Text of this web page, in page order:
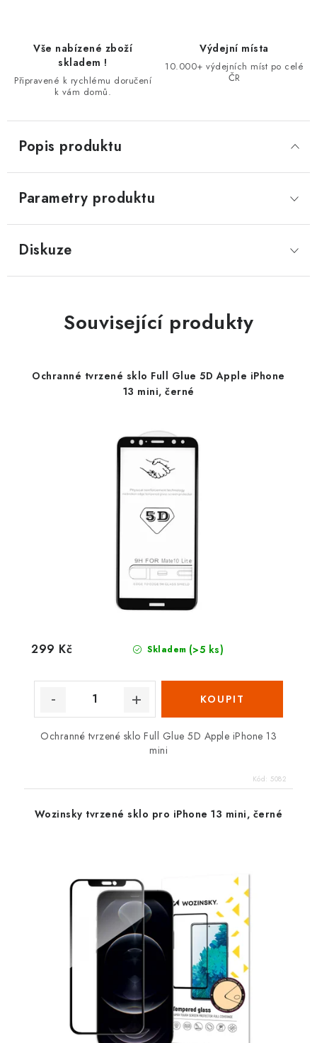
Vše nabízené zboží
skladem !
Připravené k rychlému doručení
k vám domů.
Výdejní místa
10.000+ výdejních míst po celé
ČR
Popis produktu
Parametry produktu
Diskuze
Související produkty
Ochranné tvrzené sklo Full Glue 5D Apple iPhone
13 mini, černé
Skladem (>5 ks)
299 Kč
Ochranné tvrzené sklo Full Glue 5D Apple iPhone 13
mini
Kód: 5082
Wozinsky tvrzené sklo pro iPhone 13 mini, černé